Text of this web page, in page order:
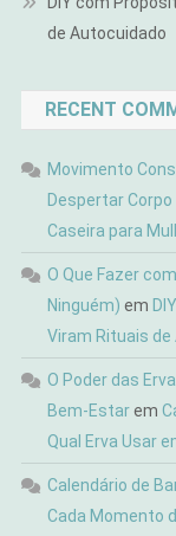
de Autocuidado
RECENT
Movimento
Despertar Corpo
Caseira para
O Que Fazer
Ninguém) em
Viram Rituais
O Poder das
Bem-Estarem
Qual Erva Usar
Calendário de
Cada Momento